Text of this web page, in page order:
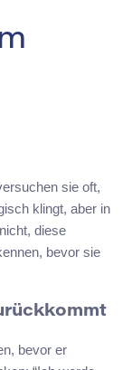
sie oft,
klingt, aber in
diese
bevor sie
bevor er